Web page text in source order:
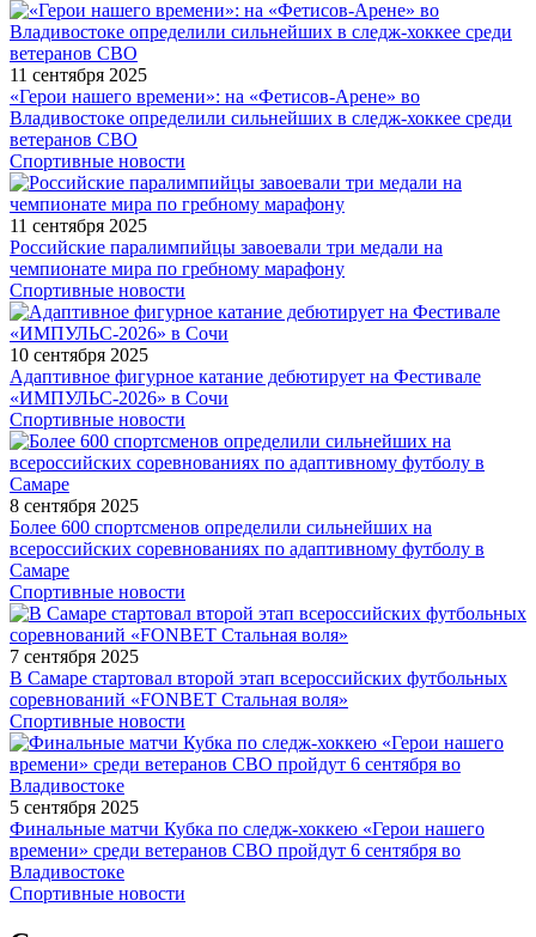
11 сентября 2025
«Герои нашего времени»: на «Фетисов-Арене» во
Владивостоке определили сильнейших в следж-хоккее среди
ветеранов СВО
Спортивные новости
11 сентября 2025
Российские паралимпийцы завоевали три медали на
чемпионате мира по гребному марафону
Спортивные новости
10 сентября 2025
Адаптивное фигурное катание дебютирует на Фестивале
«ИМПУЛЬС-2026» в Сочи
Спортивные новости
8 сентября 2025
Более 600 спортсменов определили сильнейших на
всероссийских соревнованиях по адаптивному футболу в
Самаре
Спортивные новости
7 сентября 2025
В Самаре стартовал второй этап всероссийских футбольных
соревнований «FONBET Стальная воля»
Спортивные новости
5 сентября 2025
Финальные матчи Кубка по следж-хоккею «Герои нашего
времени» среди ветеранов СВО пройдут 6 сентября во
Владивостоке
Спортивные новости